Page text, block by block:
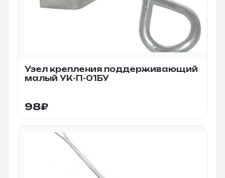
Узел крепления поддерживающий
малый УК-П-01БУ
98₽